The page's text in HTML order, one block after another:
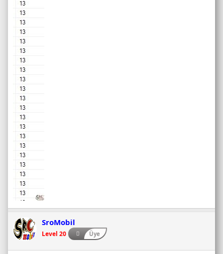
SroMobil
Level 20 Üye